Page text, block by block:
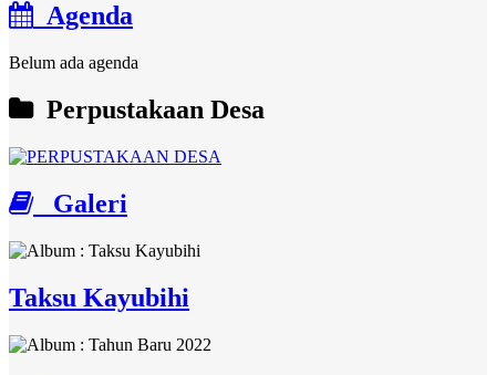
Agenda
Belum ada agenda
Perpustakaan Desa
Galeri
Taksu Kayubihi